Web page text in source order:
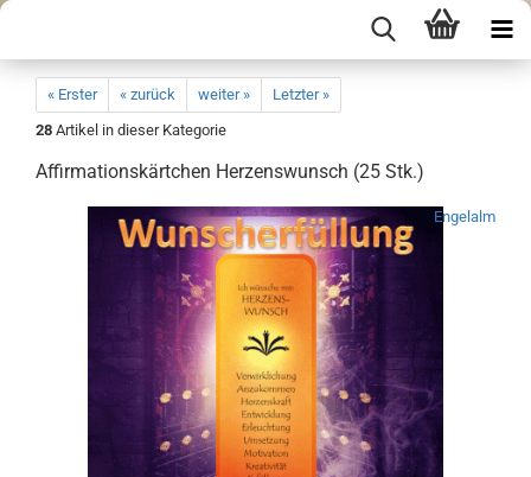
« Erster « zurück weiter »
Letzter »
28 Artikel in dieser Kategorie
Affirmationskärtchen Herzenswunsch (25 Stk.)
Engelalm